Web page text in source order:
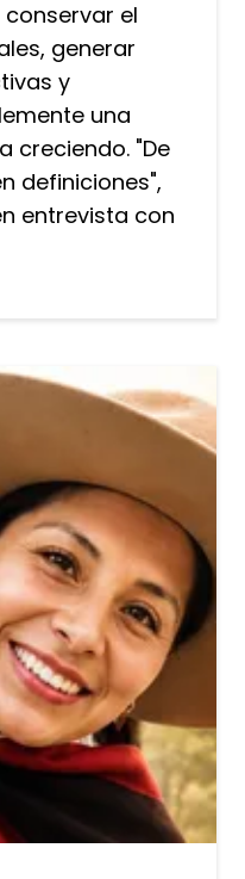
el
generar
y
una
creciendo. "De
definiciones",
entrevista con